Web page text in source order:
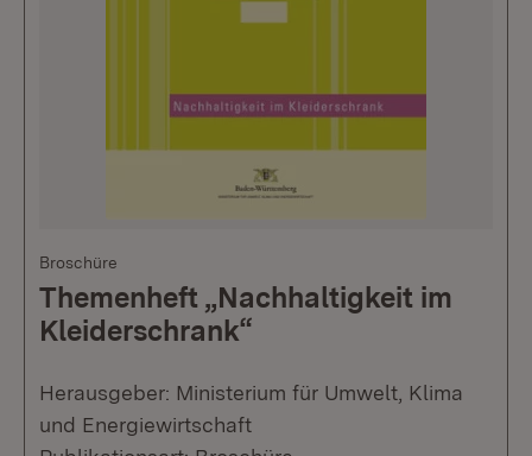
Broschüre
Themenheft „Nachhaltigkeit im
Kleiderschrank“
Herausgeber: Ministerium für Umwelt, Klima
und Energiewirtschaft